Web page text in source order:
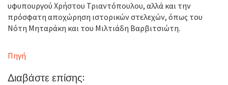
υφυπουργού Χρήστου Τριαντόπουλου, αλλά και την
πρόσφατη αποχώρηση ιστορικών στελεχών, όπως του
Νότη Μηταράκη και του Μιλτιάδη Βαρβιτσιώτη.
Πηγή
Διαβάστε επίσης: